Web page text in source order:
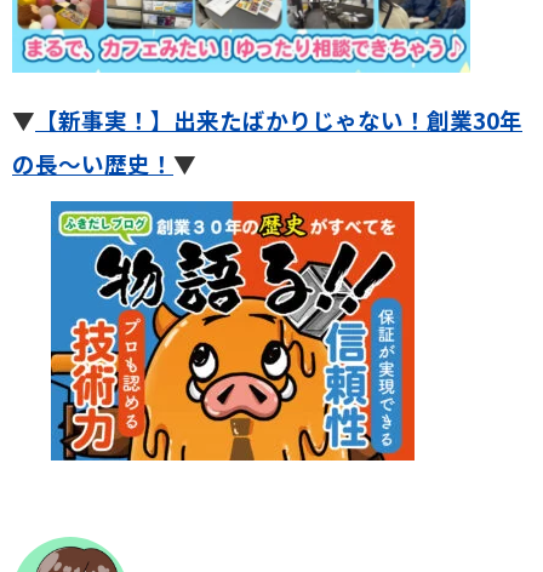
▼ 【新事実！】出来たばかりじゃない！創業30年
の長～い歴史！ ▼